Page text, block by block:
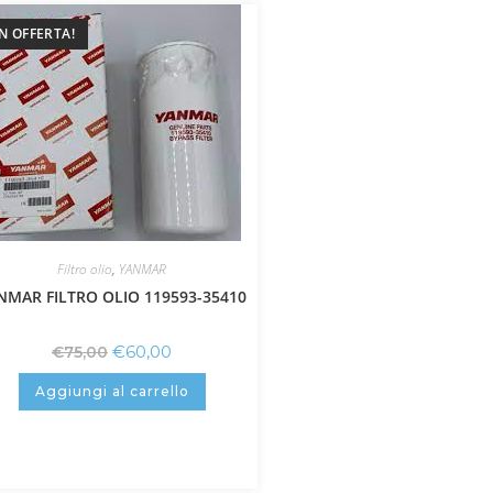
OFFERTA!
Filtro olio, YANMAR
FILTRO OLIO 119593-35410
€75,00 €60,00
Aggiungi al carrello